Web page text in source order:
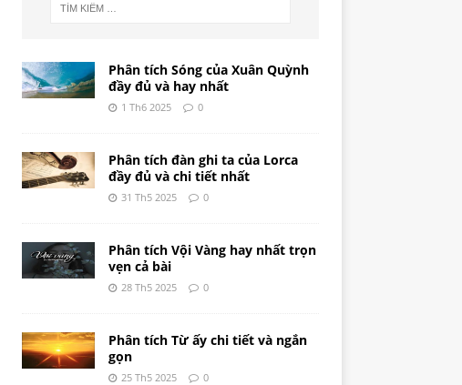
Phân tích Sóng của Xuân Quỳnh
đầy đủ và hay nhất
1 Th6 2025 0
Phân tích đàn ghi ta của Lorca
đầy đủ và chi tiết nhất
31 Th5 2025 0
Phân tích Vội Vàng hay nhất trọn
vẹn cả bài
28 Th5 2025 0
Phân tích Từ ấy chi tiết và ngắn
gọn
25 Th5 2025 0